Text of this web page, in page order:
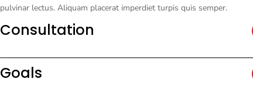
pulvinar lectus. Aliquam placerat imperdiet turpis quis semper.
Consultation
Goals